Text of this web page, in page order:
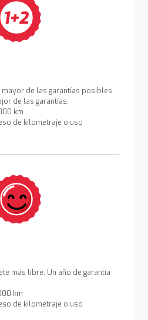
de las garantías posibles
de las garantías.
km
de kilometraje o uso
más libre. Un año de garantía
km
de kilometraje o uso